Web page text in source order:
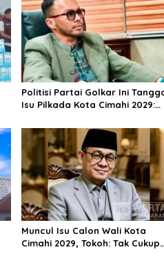
Politisi Partai Golkar Ini
Isu Pilkada Kota Cimahi 2029:
Muncul Isu Calon Wali Kota
Cimahi 2029, Tokoh: Tak Cukup